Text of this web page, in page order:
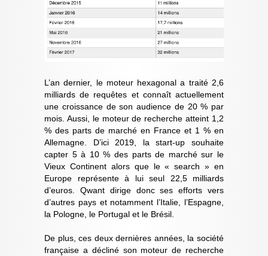
L’an dernier, le moteur hexagonal a traité 2,6
milliards de requêtes et connaît actuellement
une croissance de son audience de 20 % par
mois. Aussi, le moteur de recherche atteint 1,2
% des parts de marché en France et 1 % en
Allemagne. D’ici 2019, la start-up souhaite
capter 5 à 10 % des parts de marché sur le
Vieux Continent alors que le « search » en
Europe représente à lui seul 22,5 milliards
d’euros. Qwant dirige donc ses efforts vers
d’autres pays et notamment l’Italie, l’Espagne,
la Pologne, le Portugal et le Brésil.
De plus, ces deux dernières années, la société
française a décliné son moteur de recherche